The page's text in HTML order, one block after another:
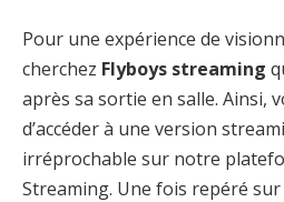
Pour une expérience de
cherchez Flyboys streaming
après sa sortie en salle. Ainsi,
d’accéder à une version
irréprochable sur notre
Streaming. Une fois repéré